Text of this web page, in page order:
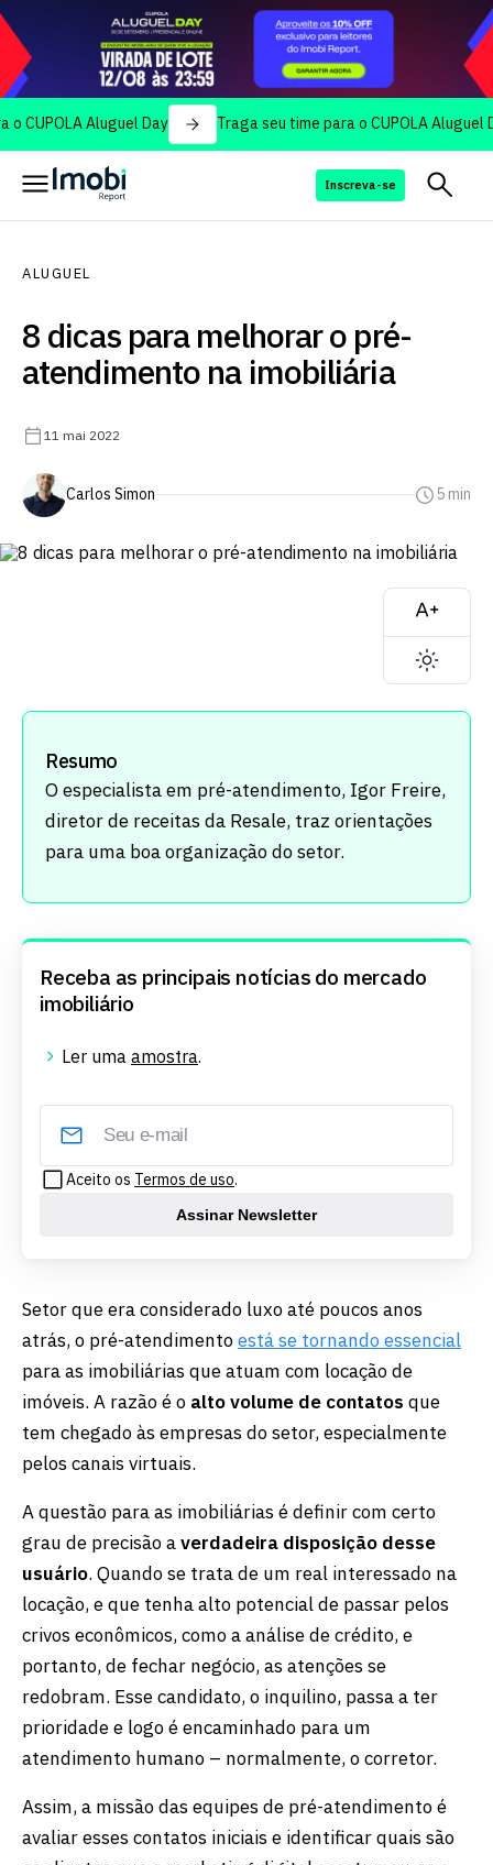
Aluguel Day Traga seu time para o CUPOLA Aluguel Day
Inscreva-se
ALUGUEL
8 dicas para melhorar o pré-
atendimento na imobiliária
11 mai 2022
Carlos Simon 5 min
Resumo
O especialista em pré-atendimento, Igor Freire,
diretor de receitas da Resale, traz orientações
para uma boa organização do setor.
Receba as principais notícias do mercado
imobiliário
Ler uma amostra.
Aceito os Termos de uso.
Assinar Newsletter
Setor que era considerado luxo até poucos anos
atrás, o pré-atendimentoestá se tornando essencial
para as imobiliárias que atuam com locação de
imóveis. A razão é o alto volume de contatos que
tem chegado às empresas do setor, especialmente
pelos canais virtuais.
A questão para as imobiliárias é definir com certo
grau de precisão averdadeira disposição desse
usuário. Quando se trata de um real interessado na
locação, e que tenha alto potencial de passar pelos
crivos econômicos, como a análise de crédito, e
portanto, de fechar negócio, as atenções se
redobram. Esse candidato, o inquilino, passa a ter
prioridade e logo é encaminhado para um
atendimento humano – normalmente, o corretor.
Assim, a missão das equipes de pré-atendimento é
avaliar esses contatos iniciais e identificar quais são